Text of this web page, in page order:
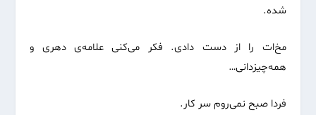
شده.
مخ‌ات را از دست دادی. فکر می‌کنی علامه‌ی دهری و
همه‌چیزدانی…
فردا صبح نمی‌روم سر کار.